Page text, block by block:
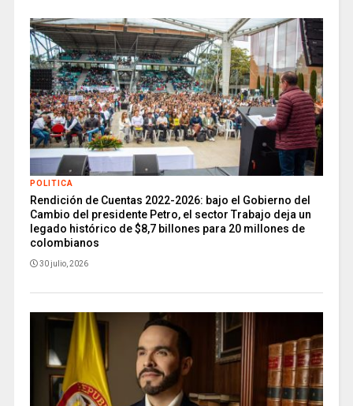
POLITICA
Rendición de Cuentas 2022-2026: bajo el Gobierno del
Cambio del presidente Petro, el sector Trabajo deja un
legado histórico de $8,7 billones para 20 millones de
colombianos
30 julio, 2026